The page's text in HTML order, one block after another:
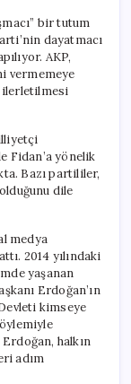
bir tutum
dayatmacı
AKP,
vermemeye
ilerletilmesi
Fidan’a yönelik
Bazı partililer,
dile
medya
2014 yılındaki
yaşanan
Erdoğan’ın
kimseye
Erdoğan, halkın
adım